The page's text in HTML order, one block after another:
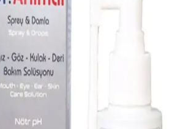
ile Ev Temizliğinde Pratik ve
kir ve tüyleri kolayca toplayan, kullanımı
bir temizlik aracıdır. Ev, halı ve koltuk
Seçim ve Kullanım